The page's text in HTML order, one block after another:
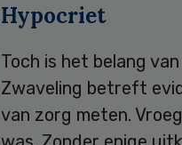
Hypocriet
Toch is het belang
Zwaveling betreft
van zorg meten.